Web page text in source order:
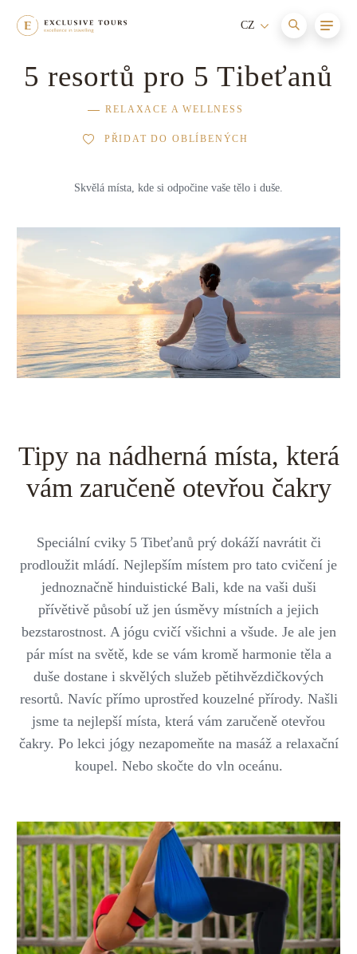
CZ
5 resortů pro 5 Tibeťanů
RELAXACE A WELLNESS
PŘIDAT DO OBLÍBENÝCH
Skvělá místa, kde si odpočine vaše tělo i duše.
Tipy na nádherná místa, která
vám zaručeně otevřou čakry
Speciální cviky 5 Tibeťanů prý dokáží navrátit či
prodloužit mládí. Nejlepším místem pro tato cvičení je
jednoznačně hinduistické Bali, kde na vaši duši
přívětivě působí už jen úsměvy místních a jejich
bezstarostnost. A jógu cvičí všichni a všude. Je ale jen
pár míst na světě, kde se vám kromě harmonie těla a
duše dostane i skvělých služeb pětihvězdičkových
resortů. Navíc přímo uprostřed kouzelné přírody. Našli
jsme ta nejlepší místa, která vám zaručeně otevřou
čakry. Po lekci jógy nezapomeňte na masáž a relaxační
koupel. Nebo skočte do vln oceánu.
Afrika
Evropa
Jižní Amerika
Karibik
Severní Amerika
Střední Amerika
Cesty s itinerářem Nové
Dobrodružství
Dovolená na horách
Dovolená na jachtě
Private jet
Dovolená na pláži
Prodloužený víkend
Privátní vily
Všechny zážitky
Maledivy
Jihoafrická republika
Francie
Mauricius
Bhútán
Řecko
Island
Botswana